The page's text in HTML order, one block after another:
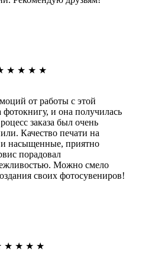
★ ★ ★ ★
от работы с этой
фотокнигу, и она получилась
заказа был очень
Качество печати на
и насыщенные, приятно
порадовал
Можно смело
своих фотосувениров!
★ ★ ★ ★